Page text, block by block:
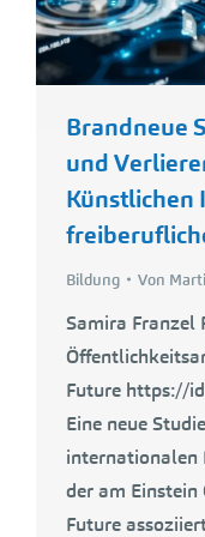
Brandneue
und
Künstlichen
Bildung Von
Samira Franzel
Future https://
Eine neue
internationalen
der am
Future